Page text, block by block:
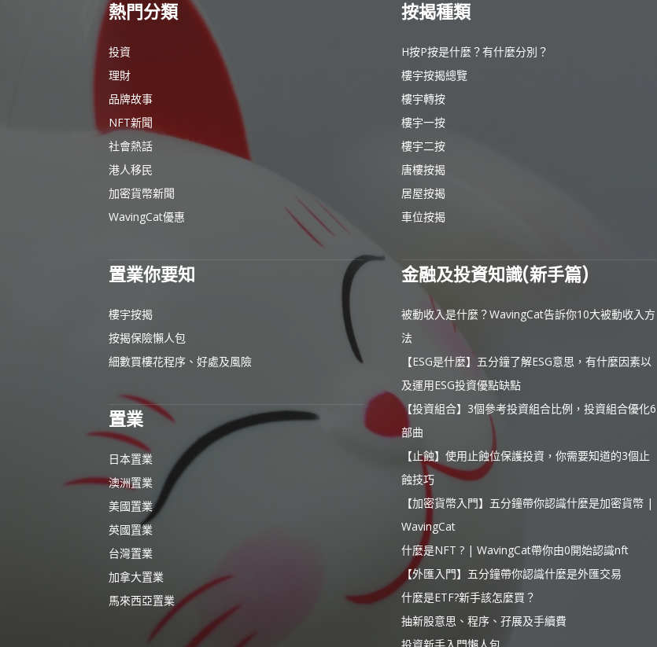
熱門分類
投資
理財
品牌故事
NFT新聞
社會熱話
港人移民
加密貨幣新聞
WavingCat優惠
置業你要知
樓宇按揭
按揭保險懶人包
細數買樓花程序、好處及風險
置業
日本置業
澳洲置業
美國置業
英國置業
台灣置業
加拿大置業
馬來西亞置業
按揭種類
H按P按是什麼？有什麼分別？
樓宇按揭總覽
樓宇轉按
樓宇一按
樓宇二按
唐樓按揭
居屋按揭
車位按揭
金融及投資知識(新手篇)
被動收入是什麼？WavingCat告訴你10大被動收入方
法
【ESG是什麼】五分鐘了解ESG意思，有什麼因素以
及運用ESG投資優點缺點
【投資組合】3個參考投資組合比例，投資組合優化6
部曲
【止蝕】使用止蝕位保護投資，你需要知道的3個止
蝕技巧
【加密貨幣入門】五分鐘帶你認識什麼是加密貨幣 |
WavingCat
什麼是NFT ? | WavingCat帶你由0開始認識nft
【外匯入門】五分鐘帶你認識什麼是外匯交易
什麼是ETF?新手該怎麼買？
抽新股意思、程序、孖展及手續費